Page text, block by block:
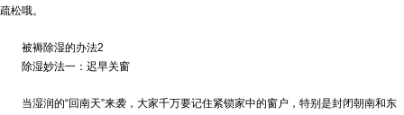
疏松哦。
被褥除湿的办法2
除湿妙法一：迟早关窗
当湿润的“回南天”来袭，大家千万要记住紧锁家中的窗户，特别是封闭朝南和东